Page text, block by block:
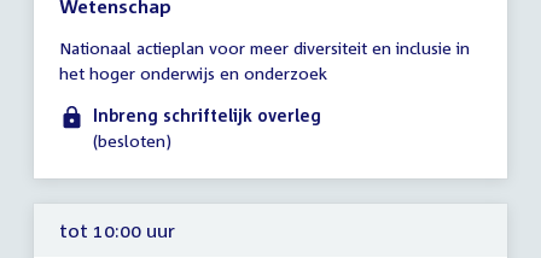
Wetenschap
vergadering
tot
10:00
uur
Nationaal actieplan voor meer diversiteit en inclusie in
het hoger onderwijs en onderzoek
Inbreng schriftelijk overleg
(besloten)
tot 10:00 uur